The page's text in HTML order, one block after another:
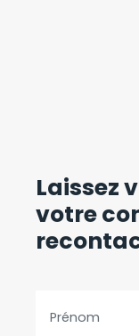
Laissez
votre
Prénom